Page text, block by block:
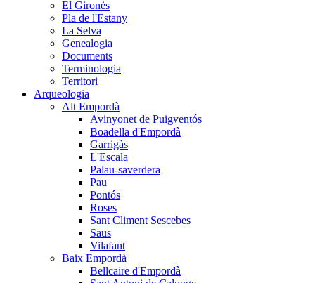
El Gironès
Pla de l'Estany
La Selva
Genealogia
Documents
Terminologia
Territori
Arqueologia
Alt Empordà
Avinyonet de Puigventós
Boadella d'Empordà
Garrigàs
L'Escala
Palau-saverdera
Pau
Pontós
Roses
Sant Climent Sescebes
Saus
Vilafant
Baix Empordà
Bellcaire d'Empordà